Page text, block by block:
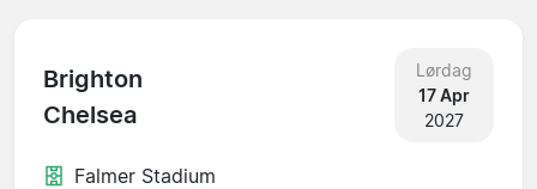
Brighton
Chelsea
Lørdag
17 Apr
2027
Falmer Stadium